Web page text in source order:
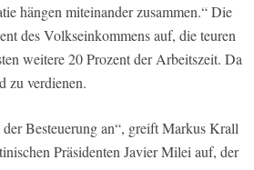
hängen miteinander zusammen.“ Die
des Volkseinkommens auf, die teuren
weitere 20 Prozent der Arbeitszeit. Da
zu verdienen.
Besteuerung an“, greift Markus Krall
Präsidenten Javier Milei auf, der